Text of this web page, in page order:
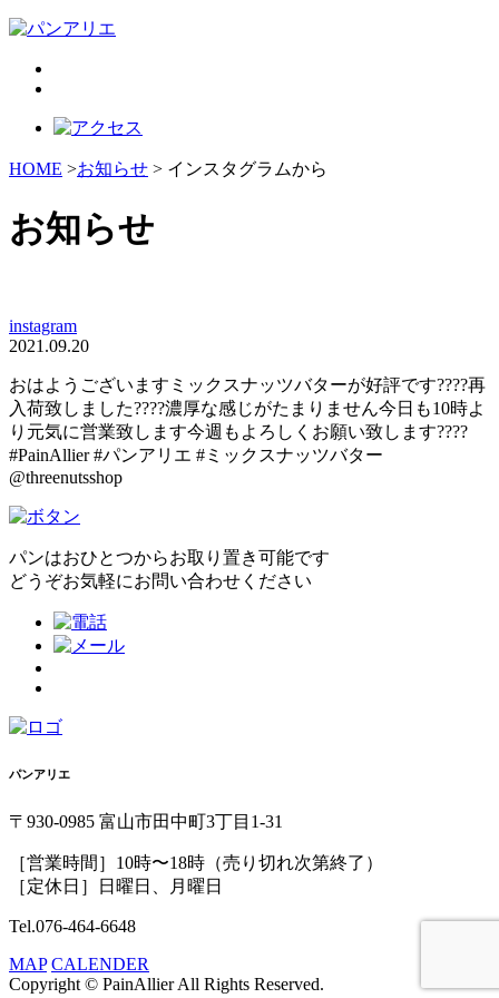
HOME >お知らせ > インスタグラムから
お知らせ
instagram
2021.09.20
おはようございますミックスナッツバターが好評です????再
入荷致しました????濃厚な感じがたまりません️今日も10時よ
り元気に営業致します️今週もよろしくお願い致します????
#PainAllier #パンアリエ #ミックスナッツバター
@threenutsshop
パンはおひとつからお取り置き可能です
どうぞお気軽にお問い合わせください
パンアリエ
〒930-0985 富山市田中町3丁目1-31
［営業時間］10時〜18時（売り切れ次第終了）
［定休日］日曜日、月曜日
Tel.076-464-6648
MAP CALENDER
Copyright © PainAllier All Rights Reserved.